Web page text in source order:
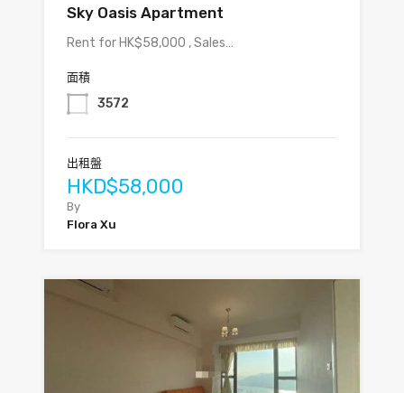
Sky Oasis Apartment
Rent for HK$58,000 , Sales…
面積
3572
出租盤
HKD$58,000
By
Flora Xu